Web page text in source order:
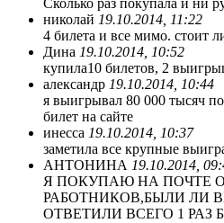
Сколько раз покупала и ни
николай 19.10.2014, 11:22
4 билета и все мимо. стоит
Дина 19.10.2014, 10:52
купила10 билетов, 2
александр 19.10.2014, 10:44
я выигрывал 80 000 тысяч
билет на сайте
инесса 19.10.2014, 10:37
заметила все крупные
АНТОНИНА 19.10.2014,
Я ПОКУПАЮ НА ПОЧТЕ
РАБОТНИКОВ,БЫЛИ ЛИ
ОТВЕТИЛИ ВСЕГО 1 РАЗ